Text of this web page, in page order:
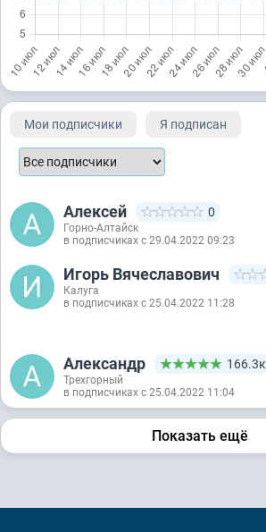
Мои подписчики Я подписан
Алексей 0
Горно-Алтайск
в подписчиках с 29.04.2022 09:23
Игорь Вячеславович
Калуга
в подписчиках с 25.04.2022 11:28
Александр 166.3к
Трехгорный
в подписчиках с 25.04.2022 11:04
Показать ещё